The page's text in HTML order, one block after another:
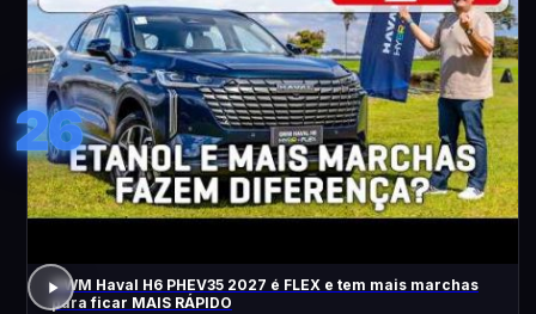
26
GWM Haval H6 PHEV35 2027 é FLEX e tem mais marchas
para ficar MAIS RÁPIDO